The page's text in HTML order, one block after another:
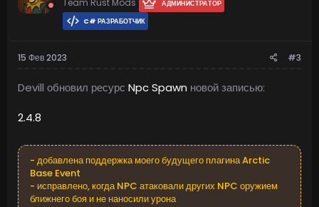
АДМИНИСТРАТОР
C# РАЗРАБОТЧИК
15 Фев 2023 #3
Devill обновил ресурс Npc Spawn новой записью:
2.4.8
- добавлена поддержка моего будущего плагина Arctic
Base Event
- исправлено, когда NPC атаковали других NPC оружием
ближнего боя и не наносили урона